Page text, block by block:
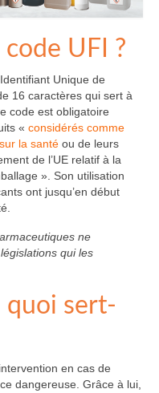
UFI ?
Unique de
16 caractères qui sert à
code est obligatoire
« considérés comme
la santé ou de leurs
de l’UE relatif à la
». Son utilisation
ont jusqu’en début
ne
qui les
quoi sert-
en cas de
dangereuse. Grâce à lui,